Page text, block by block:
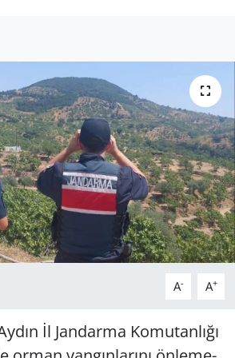
A- A+
İl Jan­dar­ma Ko­mu­tan­lı­ğı